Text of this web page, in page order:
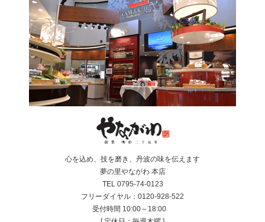
心を込め、技を磨き、丹波の味を伝えます
夢の里やながわ 本店
TEL 0795-74-0123
フリーダイヤル：0120-928-522
受付時間 10:00～18:00